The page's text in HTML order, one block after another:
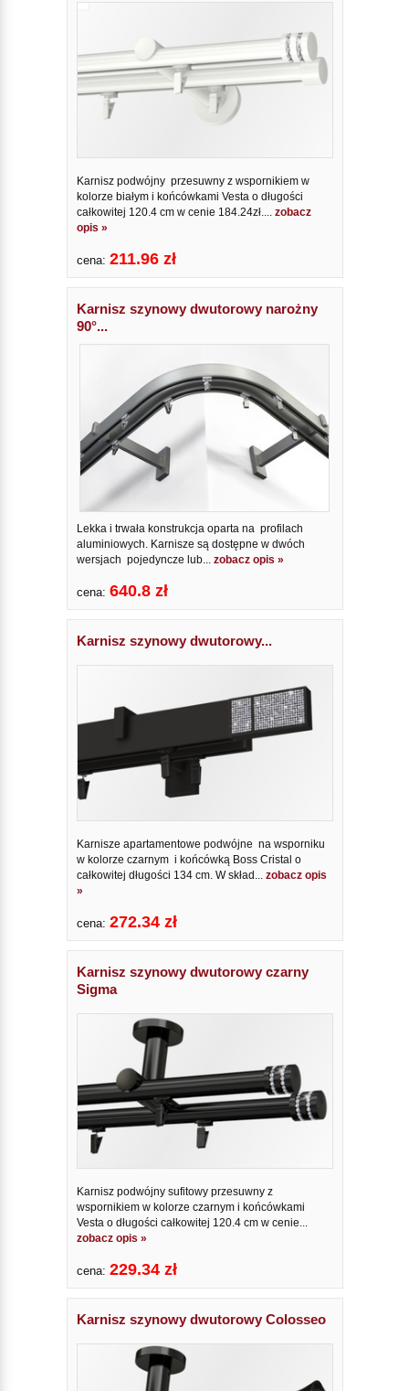
Karnisz podwójny przesuwny z wspornikiem w
kolorze białym i końcówkami Vesta o długości
całkowitej 120.4 cm w cenie 184.24zł.... zobacz
opis »
cena: 211.96 zł
Karnisz szynowy dwutorowy narożny
90°...
Lekka i trwała konstrukcja oparta na profilach
aluminiowych. Karnisze są dostępne w dwóch
wersjach pojedyncze lub... zobacz opis »
cena: 640.8 zł
Karnisz szynowy dwutorowy...
Karnisze apartamentowe podwójne na wsporniku
w kolorze czarnym i końcówką Boss Cristal o
całkowitej długości 134 cm. W skład... zobacz opis
»
cena: 272.34 zł
Karnisz szynowy dwutorowy czarny
Sigma
Karnisz podwójny sufitowy przesuwny z
wspornikiem w kolorze czarnym i końcówkami
Vesta o długości całkowitej 120.4 cm w cenie...
zobacz opis »
cena: 229.34 zł
Karnisz szynowy dwutorowy Colosseo